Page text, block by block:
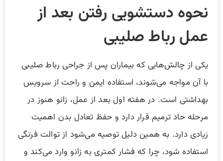
نحوه دستشویی رفتن بعد از
عمل رباط صلیبی
یکی از چالش‌هایی که بیماران پس از جراحی رباط صلیبی
با آن مواجه می‌شوند، استفاده ایمن و راحت از سرویس
بهداشتی است. در هفته اول بعد از عمل، زانو هنوز در
مرحله حاد ترمیم قرار دارد و حفظ تعادل بدن اهمیت
زیادی دارد. به همین دلیل توصیه می‌شود از توالت فرنگی
استفاده شود، چرا که فشار کمتری به زانو وارد می‌کند و